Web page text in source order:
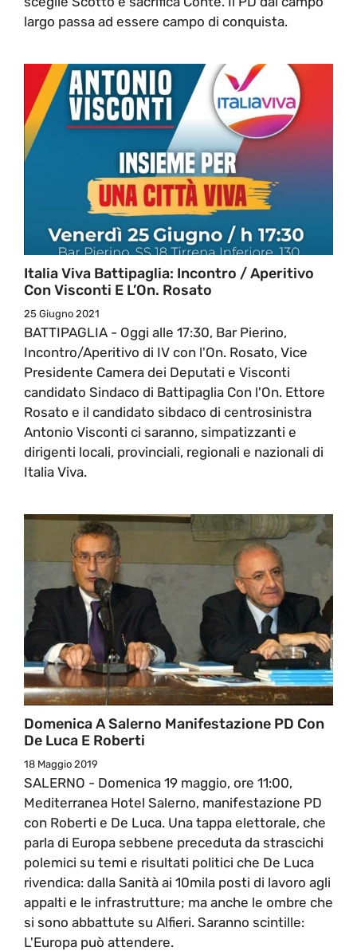
largo passa ad essere campo di conquista.
Italia Viva Battipaglia: Incontro / Aperitivo
Con Visconti E L’On. Rosato
25 Giugno 2021
BATTIPAGLIA - Oggi alle 17:30, Bar Pierino,
Incontro/Aperitivo di IV con l'On. Rosato, Vice
Presidente Camera dei Deputati e Visconti
candidato Sindaco di Battipaglia Con l'On. Ettore
Rosato e il candidato sibdaco di centrosinistra
Antonio Visconti ci saranno, simpatizzanti e
dirigenti locali, provinciali, regionali e nazionali di
Italia Viva.
Domenica A Salerno Manifestazione PD Con
De Luca E Roberti
18 Maggio 2019
SALERNO - Domenica 19 maggio, ore 11:00,
Mediterranea Hotel Salerno, manifestazione PD
con Roberti e De Luca. Una tappa elettorale, che
parla di Europa sebbene preceduta da strascichi
polemici su temi e risultati politici che De Luca
rivendica: dalla Sanità ai 10mila posti di lavoro agli
appalti e le infrastrutture; ma anche le ombre che
si sono abbattute su Alfieri. Saranno scintille:
L'Europa può attendere.